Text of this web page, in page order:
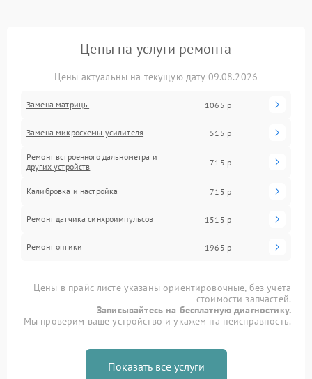
Цены на услуги ремонта
Цены актуальны на текущую дату 09.08.2026
Замена матрицы 1065 р
Замена микросхемы усилителя 515 р
Ремонт встроенного дальнометра и
других устройств
715 р
Калибровка и настройка 715 р
Ремонт датчика синхроимпульсов 1515 р
Ремонт оптики 1965 р
Цены в прайс-листе указаны ориентировочные, без учета
стоимости запчастей.
Записывайтесь на бесплатную диагностику.
Мы проверим ваше устройство и укажем на неисправность.
Показать все услуги